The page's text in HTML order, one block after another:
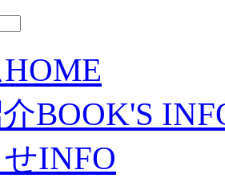
HOME
BOOK'S
INFO